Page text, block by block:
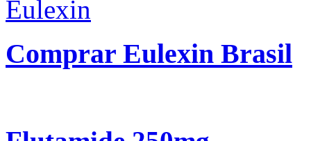
Comprar Eulexin Brasil